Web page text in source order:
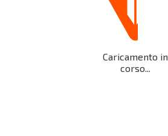
Caricamento in
corso...